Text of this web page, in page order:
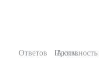
Ответов Просм.
Активность